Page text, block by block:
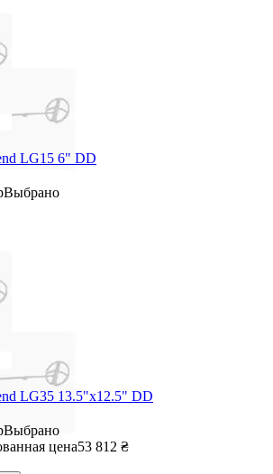
LG15 6" DD
Выбрано
LG35 13.5"x12.5" DD
Выбрано
цена53 812 ₴